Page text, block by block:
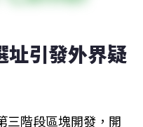
址引發外界疑
三階段區塊開發，開